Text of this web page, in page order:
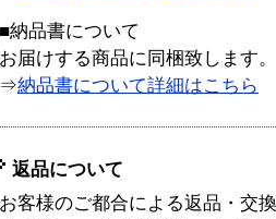
■納品書について
お届けする商品に同梱致します。
⇒納品書について詳細はこちら
返品について
お客様のご都合による返品・交